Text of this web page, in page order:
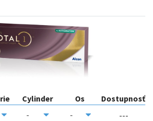
Cylinder Os
Dostupnosť
---